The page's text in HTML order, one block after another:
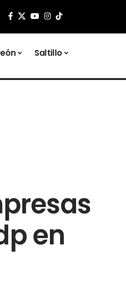
Saltillo
en